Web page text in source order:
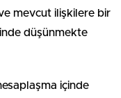
mevcut ilişkilere bir
düşünmekte
içinde